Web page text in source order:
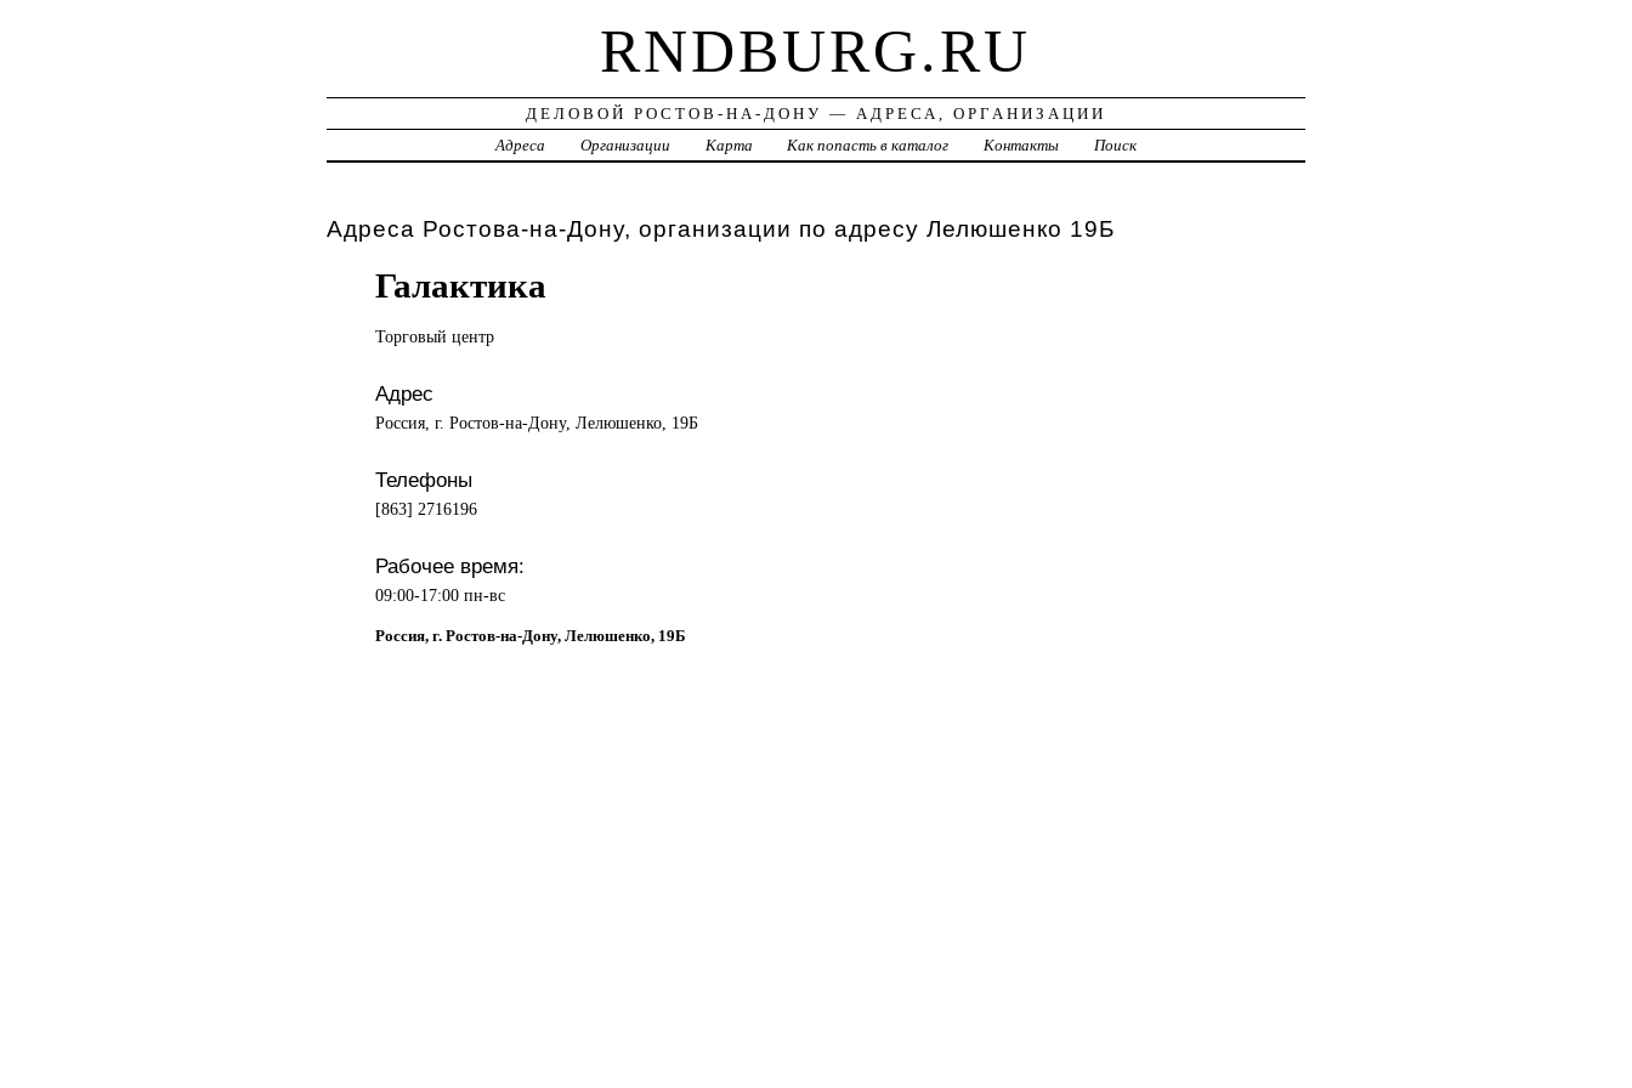
RNDBURG.RU
ДЕЛОВОЙ РОСТОВ-НА-ДОНУ — АДРЕСА, ОРГАНИЗАЦИИ
Адреса
Организации Карта Как попасть в каталог Контакты Поиск
Адреса Ростова-на-Дону, организации по адресу Лелюшенко 19Б
Галактика
Торговый центр
Адрес
Россия, г. Ростов-на-Дону, Лелюшенко, 19Б
Телефоны
[863] 2716196
Рабочее время:
09:00-17:00 пн-вс
Россия, г. Ростов-на-Дону, Лелюшенко, 19Б